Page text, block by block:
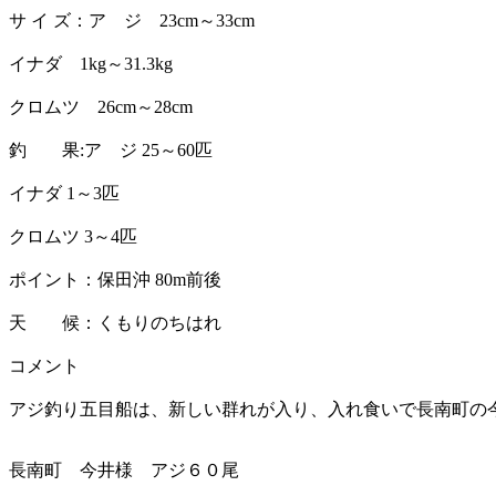
サ イ ズ：ア ジ 23cm～33cm
イナダ 1kg～31.3kg
クロムツ 26cm～28cm
釣 果:ア ジ 25～60匹
イナダ 1～3匹
クロムツ 3～4匹
ポイント：保田沖 80m前後
天 候：くもりのちはれ
コメント
アジ釣り五目船は、新しい群れが入り、入れ食いで長南町の
長南町 今井様 アジ６０尾